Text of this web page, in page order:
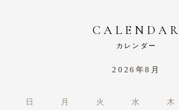
CALENDAR
カレンダー
2026年8月
日 月 火 水 木